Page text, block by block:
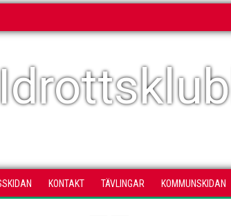
KONTAKT TÄVLINGAR KOMMUNSKIDAN